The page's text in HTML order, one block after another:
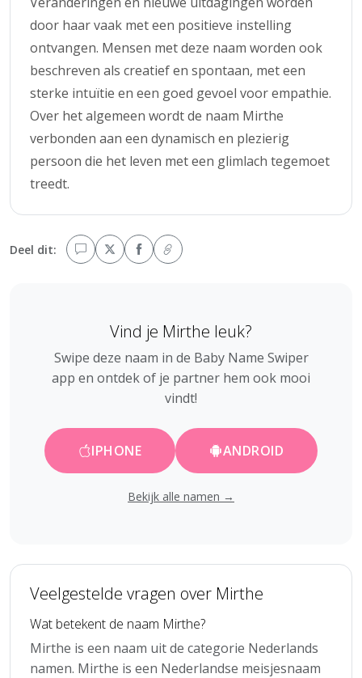
door haar vaak met een positieve instelling
ontvangen. Mensen met deze naam worden ook
beschreven als creatief en spontaan, met een
sterke intuïtie en een goed gevoel voor empathie.
Over het algemeen wordt de naam Mirthe
verbonden aan een dynamisch en plezierig
persoon die het leven met een glimlach tegemoet
treedt.
Deel dit:
Vind je Mirthe leuk?
Swipe deze naam in de Baby Name Swiper
app en ontdek of je partner hem ook mooi
vindt!
IPHONE ANDROID
Bekijk alle namen →
Veelgestelde vragen over Mirthe
Wat betekent de naam Mirthe?
Mirthe is een naam uit de categorie Nederlands
namen. Mirthe is een Nederlandse meisjesnaam